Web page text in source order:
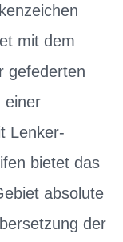
mit dem
gefederten
einer
Lenker-
bietet das
absolute
der